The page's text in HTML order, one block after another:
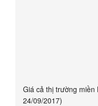
Giá cả thị trường miền
24/09/2017)